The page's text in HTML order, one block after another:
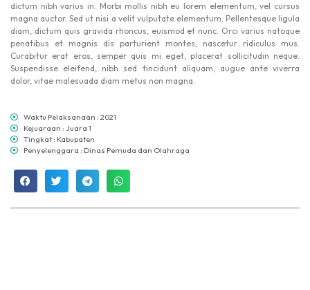
dictum nibh varius in. Morbi mollis nibh eu lorem elementum, vel cursus
magna auctor. Sed ut nisi a velit vulputate elementum. Pellentesque ligula
diam, dictum quis gravida rhoncus, euismod et nunc. Orci varius natoque
penatibus et magnis dis parturient montes, nascetur ridiculus mus.
Curabitur erat eros, semper quis mi eget, placerat sollicitudin neque.
Suspendisse eleifend, nibh sed tincidunt aliquam, augue ante viverra
dolor, vitae malesuada diam metus non magna.
Waktu Pelaksanaan : 2021
Kejuaraan : Juara 1
Tingkat : Kabupaten
Penyelenggara : Dinas Pemuda dan Olahraga